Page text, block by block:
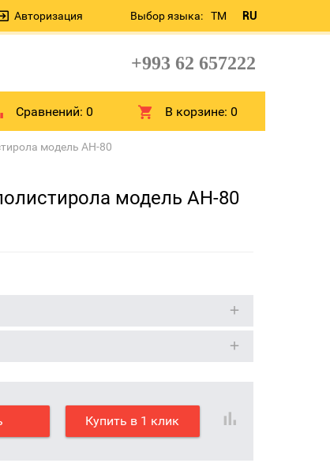
Выбор языка: TM RU
Авторизация
+993 62 657222
Сравнений: 0 В корзине:0
модель AH-80
модель AH-80
Купить в 1 клик